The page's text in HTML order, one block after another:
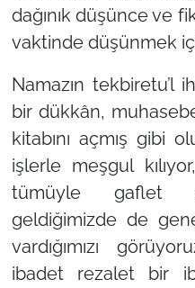
dağınık düşünce ve
vaktinde düşünmek
Namazın tekbiretu’l
bir dükkân,
kitabını açmış gibi
işlerle meşgul
tümüyle gaflet
geldiğimizde de
vardığımızı
ibadet rezalet bir